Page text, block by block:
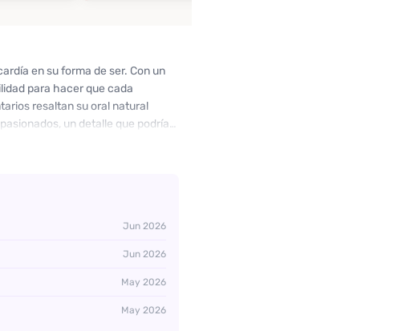
en su forma de ser. Con un
para hacer que cada
resaltan su oral natural
un detalle que podría
a escuchar y hacerte sentir en
Jun 2026
Jun 2026
May 2026
May 2026